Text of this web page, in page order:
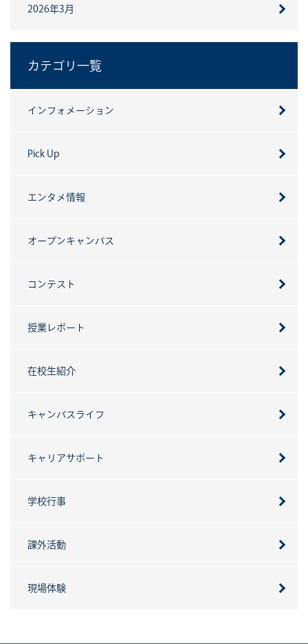
2026年3月
カテゴリ一覧
インフォメーション
Pick Up
エンタメ情報
オープンキャンパス
コンテスト
授業レポート
在校生紹介
キャンパスライフ
キャリアサポート
学校行事
課外活動
現場体験